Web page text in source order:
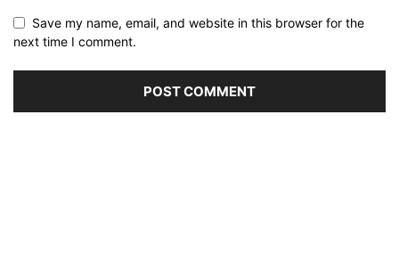
Save my name, email, and website in this browser for the
next time I comment.